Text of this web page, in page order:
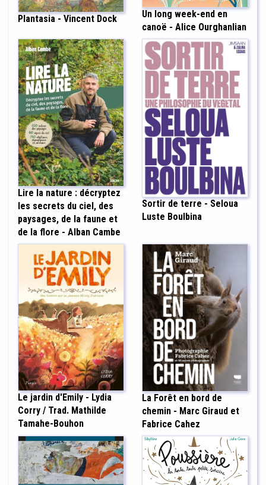
Plantasia - Vincent Dock
Un long week-end en
canoë - Alice Ourghanlian
Lire la nature : décryptez
les secrets du ciel, des
paysages, de la faune et
de la flore - Alban Cambe
Sortir de terre - Seloua
Luste Boulbina
Le jardin d'Emily - Lydia
Corry / Trad. Mathilde
Tamahe-Bouhon
La Forêt en bord de
chemin - Marc Giraud et
Fabrice Cahez